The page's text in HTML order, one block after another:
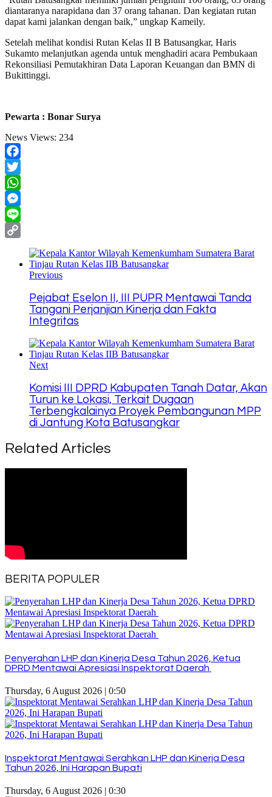
diantaranya narapidana dan 37 orang tahanan. Dan kegiatan rutan
dapat kami jalankan dengan baik,” ungkap Kameily.
Setelah melihat kondisi Rutan Kelas II B Batusangkar, Haris
Sukamto melanjutkan agenda untuk menghadiri acara Pembukaan
Rekonsiliasi Pemutakhiran Data Laporan Keuangan dan BMN di
Bukittinggi.
Pewarta : Bonar Surya
News Views: 234
Facebook
Twitter
WhatsApp
Messenger
Line
Link
Previous
Pejabat Eselon II, III PUPR Mentawai Tanda
Tangani Perjanjian Kinerja dan Fakta
Integritas
Next
Komisi III DPRD Kabupaten Tanah Datar, Akan
Turun ke Lokasi, Terkait Dugaan
Terbengkalainya Proyek Pembangunan MPP
di Jantung Kota Batusangkar
Related Articles
BERITA POPULER
Penyerahan LHP dan Kinerja Desa Tahun 2026, Ketua
DPRD Mentawai Apresiasi Inspektorat Daerah
Thursday, 6 August 2026 | 0:50
Inspektorat Mentawai Serahkan LHP dan Kinerja Desa
Tahun 2026, Ini Harapan Bupati
Thursday, 6 August 2026 | 0:30